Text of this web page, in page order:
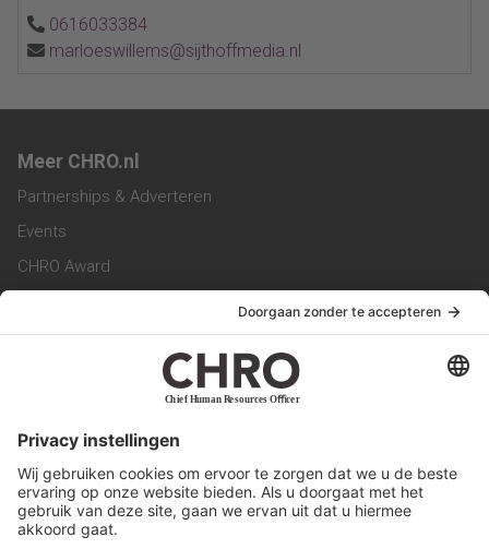
0616033384
marloeswillems@sijthoffmedia.nl
Meer CHRO.nl
Partnerships & Adverteren
Events
CHRO Award
CHRO Magazine
Service & Contact
Werken bij ons
Privacy Statement
Algemene Voorwaarden